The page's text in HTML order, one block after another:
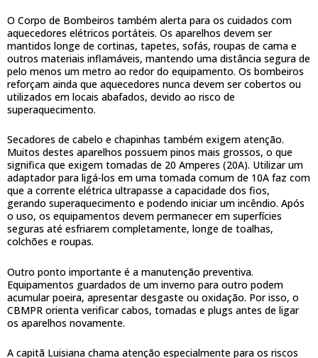
O Corpo de Bombeiros também alerta para os cuidados com
aquecedores elétricos portáteis. Os aparelhos devem ser
mantidos longe de cortinas, tapetes, sofás, roupas de cama e
outros materiais inflamáveis, mantendo uma distância segura de
pelo menos um metro ao redor do equipamento. Os bombeiros
reforçam ainda que aquecedores nunca devem ser cobertos ou
utilizados em locais abafados, devido ao risco de
superaquecimento.
Secadores de cabelo e chapinhas também exigem atenção.
Muitos destes aparelhos possuem pinos mais grossos, o que
significa que exigem tomadas de 20 Amperes (20A). Utilizar um
adaptador para ligá-los em uma tomada comum de 10A faz com
que a corrente elétrica ultrapasse a capacidade dos fios,
gerando superaquecimento e podendo iniciar um incêndio. Após
o uso, os equipamentos devem permanecer em superfícies
seguras até esfriarem completamente, longe de toalhas,
colchões e roupas.
Outro ponto importante é a manutenção preventiva.
Equipamentos guardados de um inverno para outro podem
acumular poeira, apresentar desgaste ou oxidação. Por isso, o
CBMPR orienta verificar cabos, tomadas e plugs antes de ligar
os aparelhos novamente.
A capitã Luisiana chama atenção especialmente para os riscos